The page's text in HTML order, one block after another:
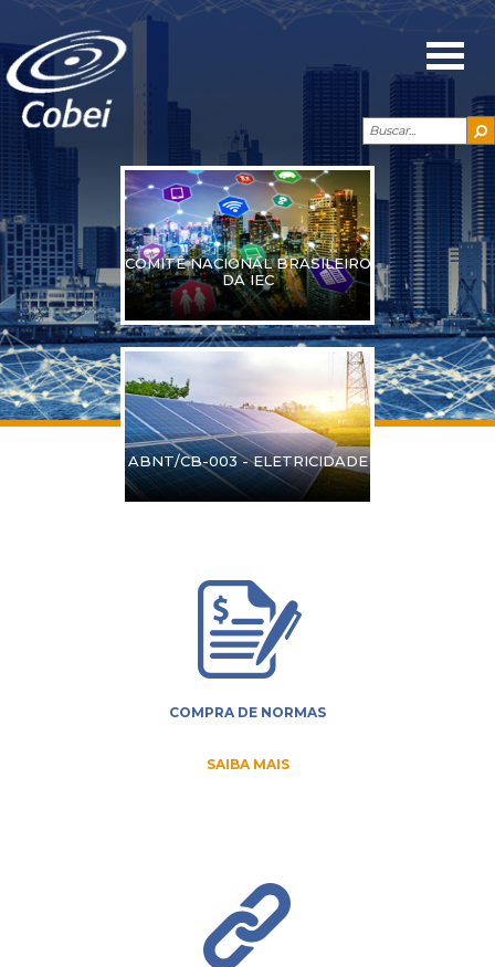
COMITÊ NACIONAL BRASILEIRO
DA IEC
ABNT/CB-003 - ELETRICIDADE
COMPRA DE NORMAS
SAIBA MAIS